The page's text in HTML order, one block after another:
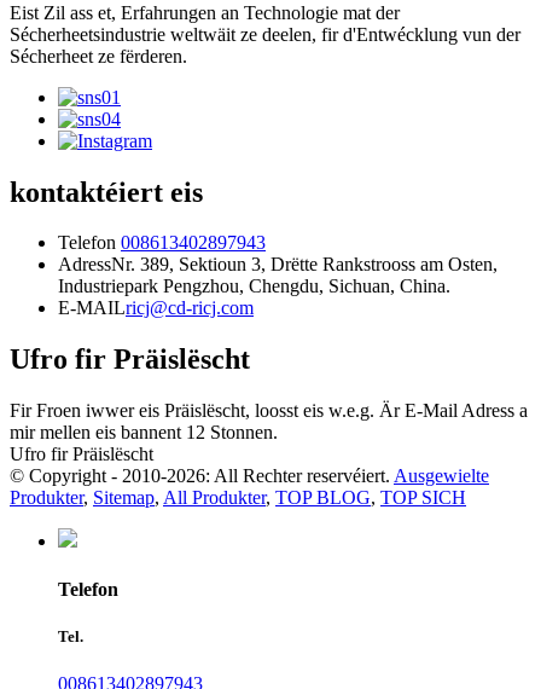
Eist Zil ass et, Erfahrungen an Technologie mat der
Sécherheetsindustrie weltwäit ze deelen, fir d'Entwécklung vun der
Sécherheet ze fërderen.
kontaktéiert eis
Telefon 008613402897943
AdressNr. 389, Sektioun 3, Drëtte Rankstrooss am Osten,
Industriepark Pengzhou, Chengdu, Sichuan, China.
E-MAILricj@cd-ricj.com
Ufro fir Präislëscht
Fir Froen iwwer eis Präislëscht, loosst eis w.e.g. Är E-Mail Adress a
mir mellen eis bannent 12 Stonnen.
Ufro fir Präislëscht
© Copyright - 2010-2026: All Rechter reservéiert. Ausgewielte
Produkter, Sitemap, All Produkter, TOP BLOG, TOP SICH
Telefon
Tel.
008613402897943